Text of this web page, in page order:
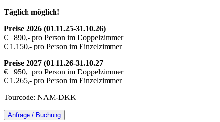
Täglich möglich!
Preise 2026 (01.11.25-31.10.26)
€ 890,- pro Person im Doppelzimmer
€ 1.150,- pro Person im Einzelzimmer
Preise 2027 (01.11.26-31.10.27
€ 950,- pro Person im Doppelzimmer
€ 1.265,- pro Person im Einzelzimmer
Tourcode: NAM-DKK
Anfrage / Buchung